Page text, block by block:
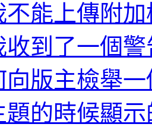
不能上傳附
收到了一個警
向版主檢舉
題的時候顯